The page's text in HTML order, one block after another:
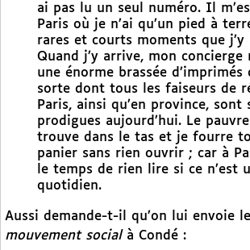
ai pas lu un seul numéro. Il
Paris où je n’ai qu’un pied à
rares et courts moments que j’y
Quand j’y arrive, mon concierge
une énorme brassée
sorte dont tous les faiseurs de
Paris, ainsi qu’en province, sont
prodigues aujourd’hui. Le
trouve dans le tas et je fourre
panier sans rien ouvrir ; car à
le temps de rien lire si ce n’est
quotidien.
Aussi demande-t-il qu’on lui envoie le
mouvement social à Condé :